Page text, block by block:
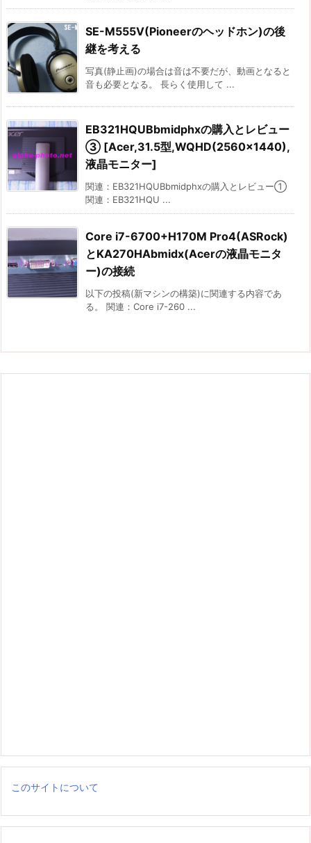
SE-M555V(Pioneerのヘッドホン)の後
継を考える
写真(静止画)の場合は音は不要だが、動画となると
音も必要となる。 長らく使用して ...
EB321HQUBbmidphxの購入とレビュー
③ [Acer,31.5型,WQHD(2560×1440),
液晶モニター]
関連：EB321HQUBbmidphxの購入とレビュー①
関連：EB321HQU ...
Core i7-6700+H170M Pro4(ASRock)
とKA270HAbmidx(Acerの液晶モニタ
ー)の接続
以下の投稿(新マシンの構築)に関連する内容であ
る。 関連：Core i7-260 ...
このサイトについて